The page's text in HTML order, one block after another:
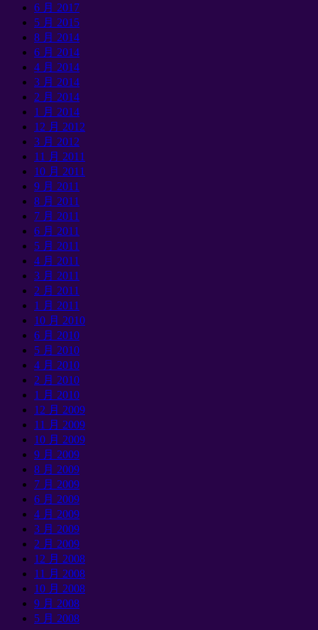
6 月 2017
5 月 2015
8 月 2014
6 月 2014
4 月 2014
3 月 2014
2 月 2014
1 月 2014
12 月 2012
3 月 2012
11 月 2011
10 月 2011
9 月 2011
8 月 2011
7 月 2011
6 月 2011
5 月 2011
4 月 2011
3 月 2011
2 月 2011
1 月 2011
10 月 2010
6 月 2010
5 月 2010
4 月 2010
2 月 2010
1 月 2010
12 月 2009
11 月 2009
10 月 2009
9 月 2009
8 月 2009
7 月 2009
6 月 2009
4 月 2009
3 月 2009
2 月 2009
12 月 2008
11 月 2008
10 月 2008
9 月 2008
5 月 2008